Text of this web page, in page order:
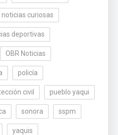
noticias curiosas
deportivas
OBR Noticias
policía
civil pueblo yaqui
sonora sspm
yaquis